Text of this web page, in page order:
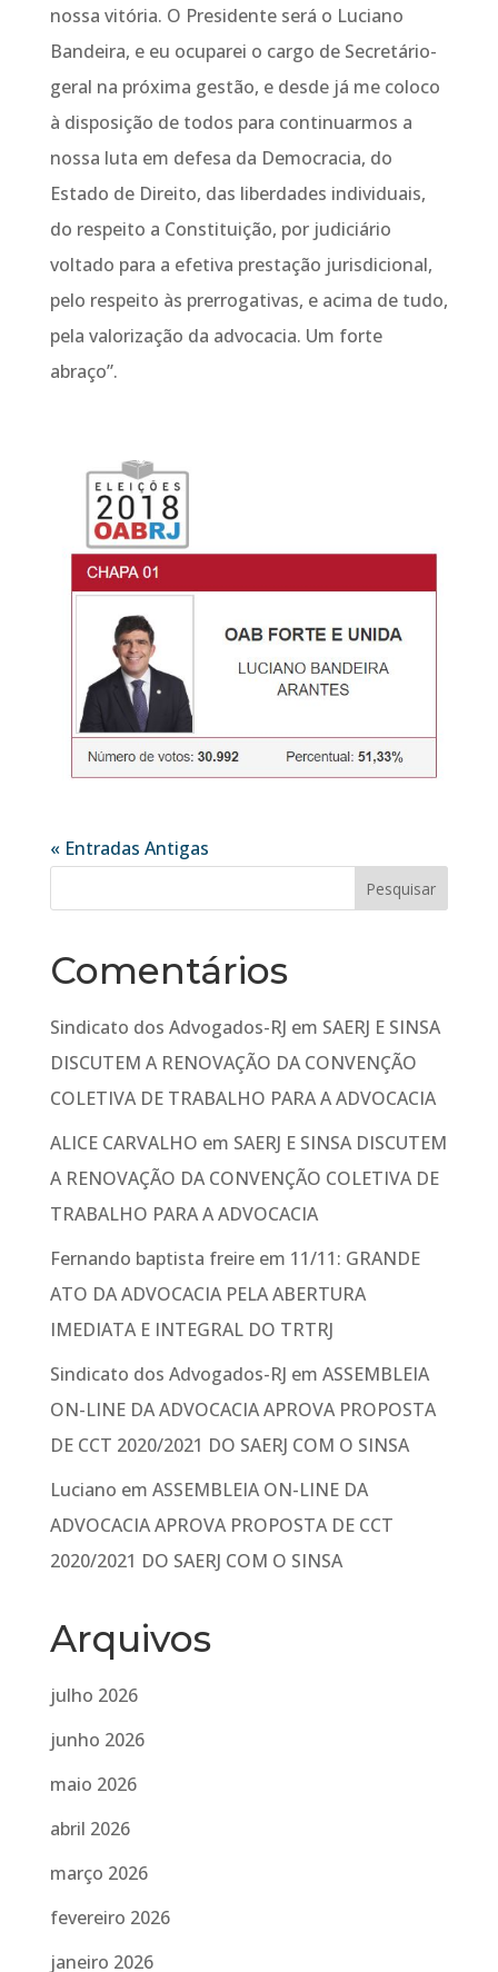
nossa vitória. O Presidente será o Luciano
Bandeira, e eu ocuparei o cargo de Secretário-
geral na próxima gestão, e desde já me coloco
à disposição de todos para continuarmos a
nossa luta em defesa da Democracia, do
Estado de Direito, das liberdades individuais,
do respeito a Constituição, por judiciário
voltado para a efetiva prestação jurisdicional,
pelo respeito às prerrogativas, e acima de tudo,
pela valorização da advocacia. Um forte
abraço”.
« Entradas Antigas
Comentários
Sindicato dos Advogados-RJ em SAERJ E SINSA
DISCUTEM A RENOVAÇÃO DA CONVENÇÃO
COLETIVA DE TRABALHO PARA A ADVOCACIA
ALICE CARVALHO em SAERJ E SINSA DISCUTEM
A RENOVAÇÃO DA CONVENÇÃO COLETIVA DE
TRABALHO PARA A ADVOCACIA
Fernando baptista freireem 11/11: GRANDE
ATO DA ADVOCACIA PELA ABERTURA
IMEDIATA E INTEGRAL DO TRTRJ
Sindicato dos Advogados-RJ em ASSEMBLEIA
ON-LINE DA ADVOCACIA APROVA PROPOSTA
DE CCT 2020/2021 DO SAERJ COM O SINSA
Luciano em ASSEMBLEIA ON-LINE DA
ADVOCACIA APROVA PROPOSTA DE CCT
2020/2021 DO SAERJ COM O SINSA
Arquivos
julho 2026
junho 2026
maio 2026
abril 2026
março 2026
fevereiro 2026
janeiro 2026